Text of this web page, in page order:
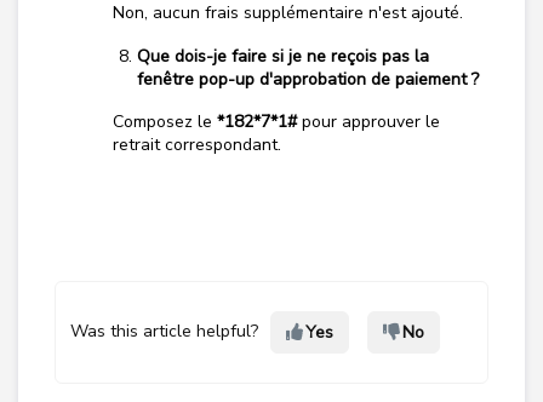
Non, aucun frais supplémentaire n'est ajouté.
Que dois-je faire si je ne reçois pas la
fenêtre pop-up d'approbation de paiement ?
Composez le *182*7*1#pour approuver le
retrait correspondant.
Was this article helpful? Yes No